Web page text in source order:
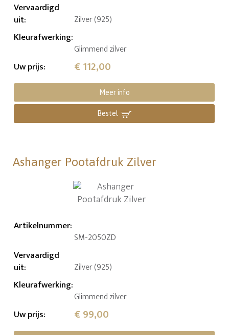
Vervaardigd
uit: Zilver (925)
Kleurafwerking:
Glimmend zilver
Uw prijs: € 112,00
Meer info
Bestel
Ashanger Pootafdruk Zilver
Artikelnummer:
SM-2050ZD
Vervaardigd
uit: Zilver (925)
Kleurafwerking:
Glimmend zilver
Uw prijs: € 99,00